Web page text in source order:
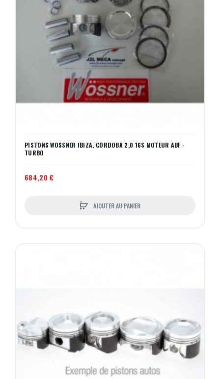
PISTONS WOSSNER IBIZA, CORDOBA 2,0 16S MOTEUR ABF -
TURBO
684,20 €
AJOUTER AU PANIER